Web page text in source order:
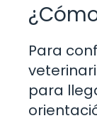
Para
para